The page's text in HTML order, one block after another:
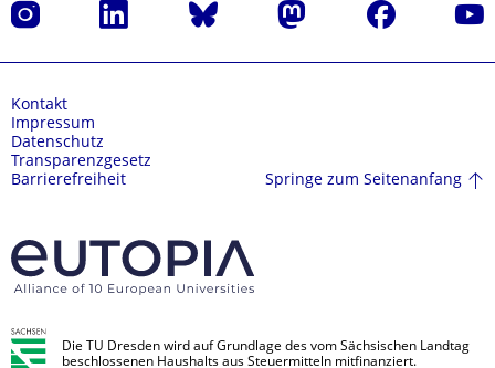
Instagram LinkedIn Bluesky Mastodon Facebook
Kontakt
Impressum
Datenschutz
Transparenzgesetz
Barrierefreiheit
Springe zum Seitenanfang
Die TU Dresden wird auf Grundlage des vom Sächsischen Landtag
beschlossenen Haushalts aus Steuermitteln mitfinanziert.